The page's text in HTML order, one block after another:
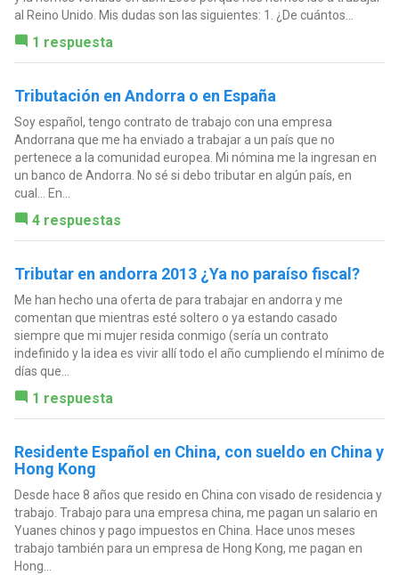
al Reino Unido. Mis dudas son las siguientes: 1. ¿De cuántos...
1 respuesta
Tributación en Andorra o en España
Soy español, tengo contrato de trabajo con una empresa
Andorrana que me ha enviado a trabajar a un país que no
pertenece a la comunidad europea. Mi nómina me la ingresan en
un banco de Andorra. No sé si debo tributar en algún país, en
cual... En...
4 respuestas
Tributar en andorra 2013 ¿Ya no paraíso fiscal?
Me han hecho una oferta de para trabajar en andorra y me
comentan que mientras esté soltero o ya estando casado
siempre que mi mujer resida conmigo (sería un contrato
indefinido y la idea es vivir allí todo el año cumpliendo el mínimo de
días que...
1 respuesta
Residente Español en China, con sueldo en China y
Hong Kong
Desde hace 8 años que resido en China con visado de residencia y
trabajo. Trabajo para una empresa china, me pagan un salario en
Yuanes chinos y pago impuestos en China. Hace unos meses
trabajo también para un empresa de Hong Kong, me pagan en
Hong...